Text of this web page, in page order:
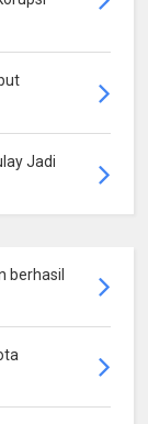
Jadi
berhasil